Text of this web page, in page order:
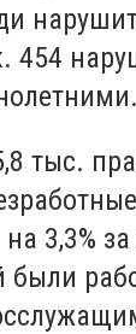
454
тыс.
3,3%
были